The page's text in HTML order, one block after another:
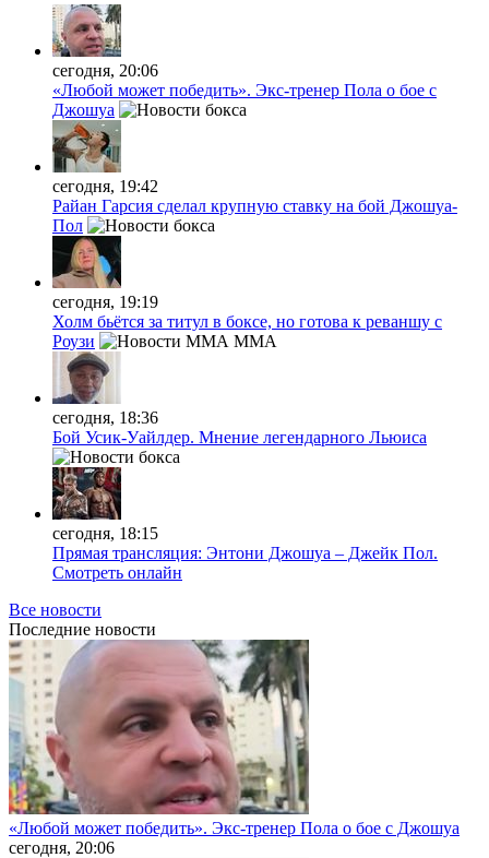
сегодня, 20:06
«Любой может победить». Экс-тренер Пола о бое с
Джошуа
сегодня, 19:42
Райан Гарсия сделал крупную ставку на бой Джошуа-
Пол
сегодня, 19:19
Холм бьётся за титул в боксе, но готова к реваншу с
Роузи
MMA
сегодня, 18:36
Бой Усик-Уайлдер. Мнение легендарного Льюиса
сегодня, 18:15
Прямая трансляция: Энтони Джошуа – Джейк Пол.
Смотреть онлайн
Все новости
Последние новости
«Любой может победить». Экс-тренер Пола о бое с Джошуа
сегодня, 20:06